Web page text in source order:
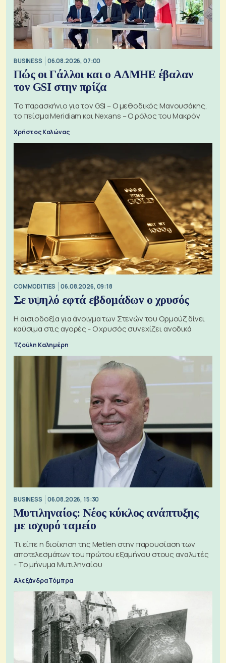
BUSINESS 06.08.2026, 07:00
Πώς οι Γάλλοι και ο ΑΔΜΗΕ έβαλαν
τον GSI στην πρίζα
Το παρασκήνιο για τον GSI – Ο μεθοδικός Μανουσάκης,
το πείσμα Meridiam και Nexans – Ο ρόλος του Μακρόν
Χρήστος Κολώνας
COMMODITIES 06.08.2026, 09:18
Σε υψηλό εφτά εβδομάδων ο χρυσός
Η αισιοδοξία για άνοιγμα των Στενών του Ορμούζ δίνει
καύσιμα στις αγορές - Ο χρυσός συνεχίζει ανοδικά
Τζούλη Καλημέρη
BUSINESS 06.08.2026, 15:30
Μυτιληναίος: Νέος κύκλος ανάπτυξης
με ισχυρό ταμείο
Τι είπε η διοίκηση της Metlen στην παρουσίαση των
αποτελεσμάτων του πρώτου εξαμήνου στους αναλυτές
- Το μήνυμα Μυτιληναίου
Αλεξάνδρα Τόμπρα